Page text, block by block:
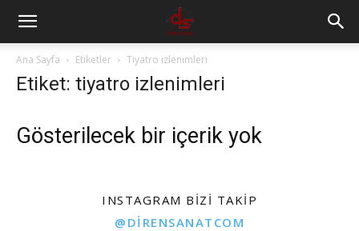
Ana Sayfa Etiketler Tiyatro izlenimleri
Etiket: tiyatro izlenimleri
Gösterilecek bir içerik yok
INSTAGRAM BIZI TAKIP
@DIRENSANATCOM